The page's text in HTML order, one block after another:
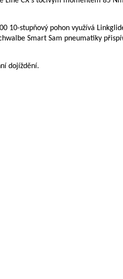
10-stupňový pohon využívá
Smart Sam pneumatiky
dojíždění.